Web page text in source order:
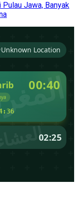
Jawa, Banyak